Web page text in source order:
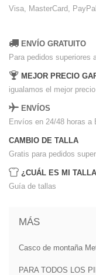
Visa, MasterCard,
ENVÍO GRATUITO
Para pedidos superiores
MEJOR PRECIO
igualamos el mejor
ENVÍOS
Envíos en 24/48 horas a
CAMBIO DE TALLA
Gratis para pedidos
¿CUÁL ES MI
Guía de tallas
MÁS
Casco de montaña
PARA TODOS LOS